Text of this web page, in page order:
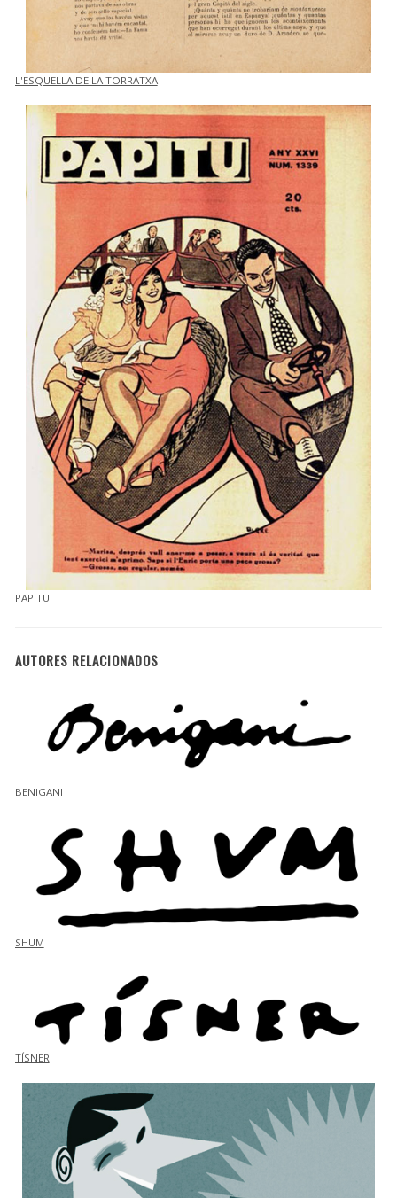
L'ESQUELLA DE LA TORRATXA
PAPITU
AUTORES RELACIONADOS
BENIGANI
SHUM
TÍSNER